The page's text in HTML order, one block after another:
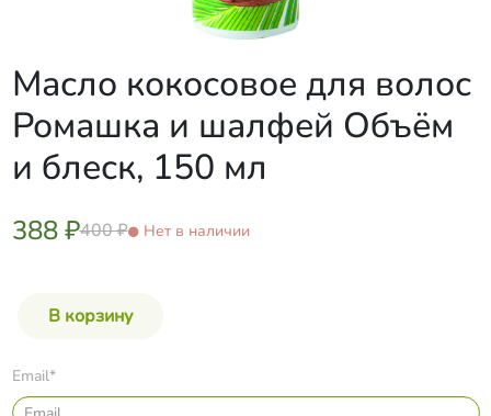
Масло кокосовое для волос
Ромашка и шалфей Объём
и блеск, 150 мл
388 ₽400 ₽ Нет в наличии
Email*